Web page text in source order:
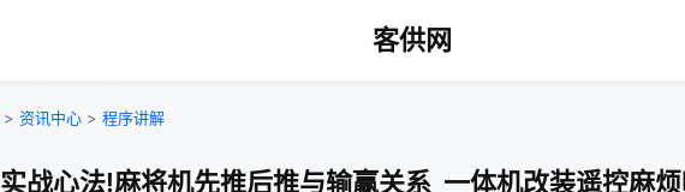
客供网
> 资讯中心 > 程序讲解
实战心法!麻将机先推后推与输赢关系_一体机改装遥控麻